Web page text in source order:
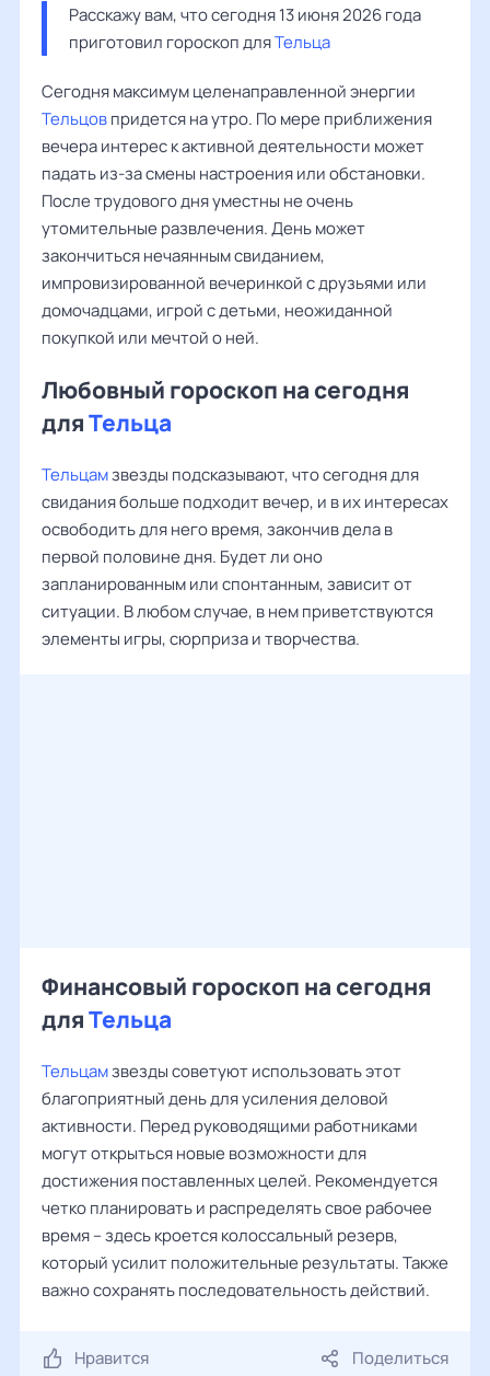
Расскажу вам, что сегодня 13 июня 2026 года
приготовил гороскоп для Тельца
Сегодня максимум целенаправленной энергии
Тельцовпридется на утро. По мере приближения
вечера интерес к активной деятельности может
падать из-за смены настроения или обстановки.
После трудового дня уместны не очень
утомительные развлечения. День может
закончиться нечаянным свиданием,
импровизированной вечеринкой с друзьями или
домочадцами, игрой с детьми, неожиданной
покупкой или мечтой о ней.
Любовный гороскоп на сегодня
дляТельца
Тельцамзвезды подсказывают, что сегодня для
свидания больше подходит вечер, и в их интересах
освободить для него время, закончив дела в
первой половине дня. Будет ли оно
запланированным или спонтанным, зависит от
ситуации. В любом случае, в нем приветствуются
элементы игры, сюрприза и творчества.
Финансовый гороскоп на сегодня
дляТельца
Тельцамзвезды советуют использовать этот
благоприятный день для усиления деловой
активности. Перед руководящими работниками
могут открыться новые возможности для
достижения поставленных целей. Рекомендуется
четко планировать и распределять свое рабочее
время – здесь кроется колоссальный резерв,
который усилит положительные результаты. Также
важно сохранять последовательность действий.
Нравится Поделиться